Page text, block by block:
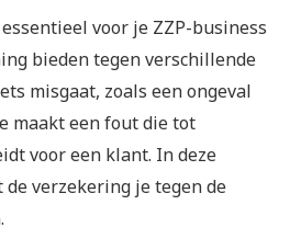
voor je ZZP-business
bieden tegen verschillende
misgaat, zoals een ongeval
maakt een fout die tot
voor een klant. In deze
verzekering je tegen de